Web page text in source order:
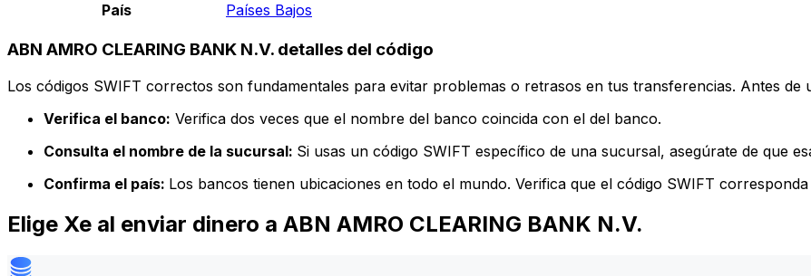
País
Países Bajos
ABN AMRO CLEARING BANK N.V. detalles del código
Los códigos SWIFT correctos son fundamentales para evitar problemas o retrasos en tus transferencias. Antes de
Verifica el banco: Verifica dos veces que el nombre del banco coincida con el del banco.
Consulta el nombre de la sucursal: Si usas un código SWIFT específico de una sucursal, asegúrate de que
Confirma el país: Los bancos tienen ubicaciones en todo el mundo. Verifica que el código SWIFT
Elige Xe al enviar dinero a ABN AMRO CLEARING BANK N.V.